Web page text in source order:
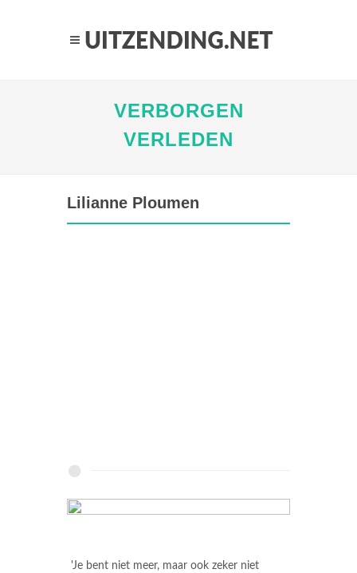
VERBORGEN
VERLEDEN
Lilianne Ploumen
'Je bent niet meer, maar ook zeker niet